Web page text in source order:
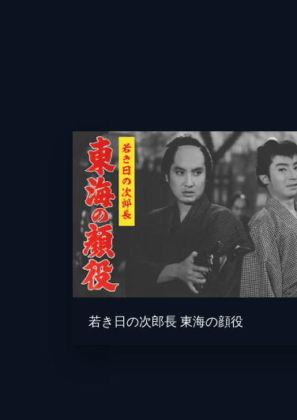
音楽
若き日の次郎長 東海の顔役